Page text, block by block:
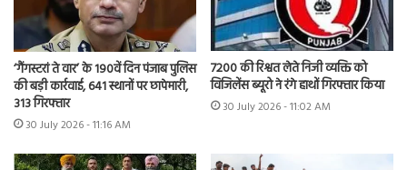
‘गैंगस्टरां ते वार’ के 190वें दिन पंजाब पुलिस
की बड़ी कार्रवाई, 641 स्थानों पर छापेमारी,
313 गिरफ्तार
30 July 2026 - 11:16 AM
7200 की रिश्वत लेते निजी व्यक्ति को
विजिलेंस ब्यूरो ने रंगे हाथों गिरफ्तार किया
30 July 2026 - 11:02 AM